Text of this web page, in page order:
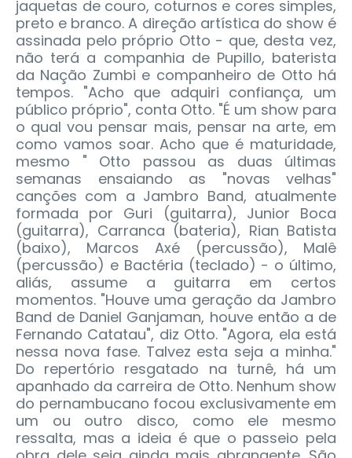
jaquetas de couro, coturnos e cores simples,
preto e branco. A direção artística do show é
assinada pelo próprio Otto - que, desta vez,
não terá a companhia de Pupillo, baterista
da Nação Zumbi e companheiro de Otto há
tempos. "Acho que adquiri confiança, um
público próprio", conta Otto. "É um show para
o qual vou pensar mais, pensar na arte, em
como vamos soar. Acho que é maturidade,
mesmo " Otto passou as duas últimas
semanas ensaiando as "novas velhas"
canções com a Jambro Band, atualmente
formada por Guri (guitarra), Junior Boca
(guitarra), Carranca (bateria), Rian Batista
(baixo), Marcos Axé (percussão), Malê
(percussão) e Bactéria (teclado) - o último,
aliás, assume a guitarra em certos
momentos. "Houve uma geração da Jambro
Band de Daniel Ganjaman, houve então a de
Fernando Catatau", diz Otto. "Agora, ela está
nessa nova fase. Talvez esta seja a minha."
Do repertório resgatado na turnê, há um
apanhado da carreira de Otto. Nenhum show
do pernambucano focou exclusivamente em
um ou outro disco, como ele mesmo
ressalta, mas a ideia é que o passeio pela